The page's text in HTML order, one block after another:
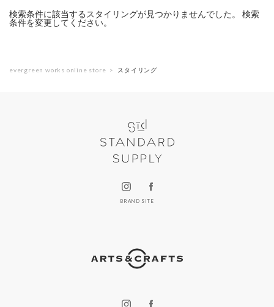
検索条件に該当するスタイリングが見つかりませんでした。 検索
条件を変更してください。
evergreen works online store スタイリング
BRAND SITE